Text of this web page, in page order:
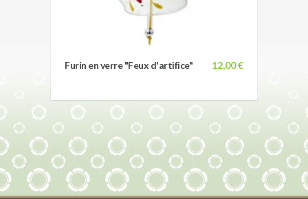
12,00 €
Furin en verre "Feux d'artifice"